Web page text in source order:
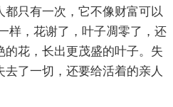
都只有一次，它不像财富可以
样，花谢了，叶子凋零了，还
花，长出更茂盛的叶子。失
了一切，还要给活着的亲人